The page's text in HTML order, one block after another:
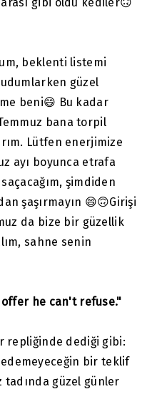
beklenti listemi
güzel
beni😄 Bu kadar
bana torpil
Lütfen enerjimize
ayı boyunca etrafa
şimdiden
şaşırmayın 😄🙃Girişi
da bize bir güzellik
sahne senin
he can't refuse."
repliğinde dediği gibi:
bir teklif
güzel günler